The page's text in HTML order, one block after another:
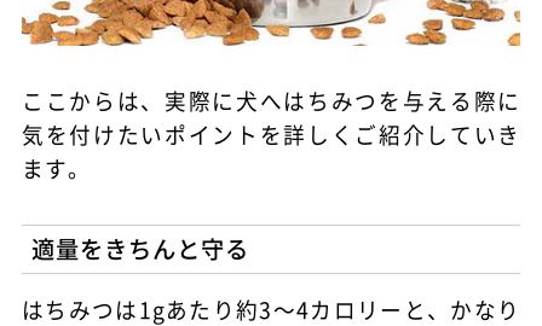
ここからは、実際に犬へはちみつを与える際に
気を付けたいポイントを詳しくご紹介していき
ます。
適量をきちんと守る
はちみつは1gあたり約3～4カロリーと、かなり